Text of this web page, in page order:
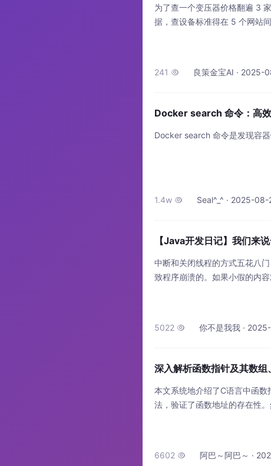
为了查一个变压器价格翻遍 3
据，查设备标准得在 5 个网站
241  良策金宝AI · 2025-
Docker search 命令：高
Docker search 命令是发现容
1.4w  Seal^_^ · 2025-
【Java开发日记】我们来
中断和关闭线程的方式五花八
致程序崩溃的。如果小假的内
5022  你不是我我 ·
深入解析函数指针及其数
本文系统地介绍了C语言中函
法，验证了函数地址的存在性
6602  阿巴～阿巴～ ·